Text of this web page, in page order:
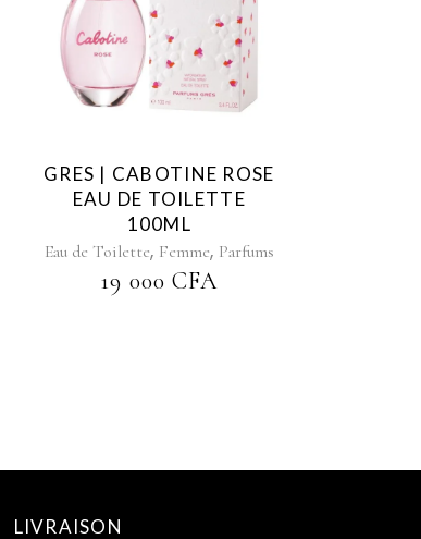
GRES | CABOTINE ROSE
EAU DE TOILETTE
100ML
Eau de Toilette, Femme, Parfums
19 000 CFA
LIVRAISON